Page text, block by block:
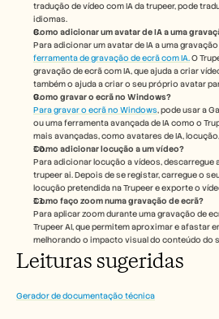
tradução de vídeo com IA da trupeer, pode
idiomas.
Como adicionar um avatar de IA a uma
ferramenta de gravação de ecrã com IA. O
gravação de ecrã com IA, que ajuda a criar
também o ajuda a criar o seu próprio avatar
Como gravar o ecrã no Windows?
Para gravar o ecrã no Windows, pode usar a
ou uma ferramenta avançada de IA como o
mais avançadas, como avatares de IA,
Como adicionar locução a um vídeo?
Para adicionar locução a vídeos, descarregue
trupeer ai. Depois de se registar, carregue o
locução pretendida na Trupeer e exporte o
Como faço zoom numa gravação de ecrã?
Para aplicar zoom durante uma gravação de
Trupeer AI, que permitem aproximar e afastar
melhorando o impacto visual do conteúdo do
Leituras sugeridas
Gerador de documentação técnica